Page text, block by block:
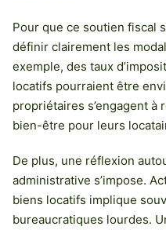
Pour que ce soutien fiscal
définir clairement les
exemple, des taux
locatifs pourraient être
propriétaires s’engagent
bien-être pour leurs
De plus, une réflexion
administrative s’impose.
biens locatifs implique
bureaucratiques lourdes.